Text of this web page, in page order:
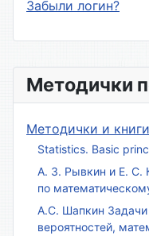
Методички
Методички и
Statistics. Basic
А. З. Рывкин и Е. С.
по
А.С. Шапкин
вероятностей,
Забыли логин?